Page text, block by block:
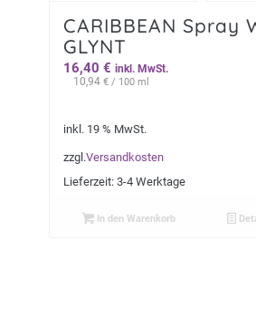
CARIBBEAN Spray
GLYNT
16,40 € inkl. MwSt.
10,94 €/ 100 ml
inkl. 19 % MwSt.
zzgl.Versandkosten
Lieferzeit: 3-4 Werktage
In den Warenkorb